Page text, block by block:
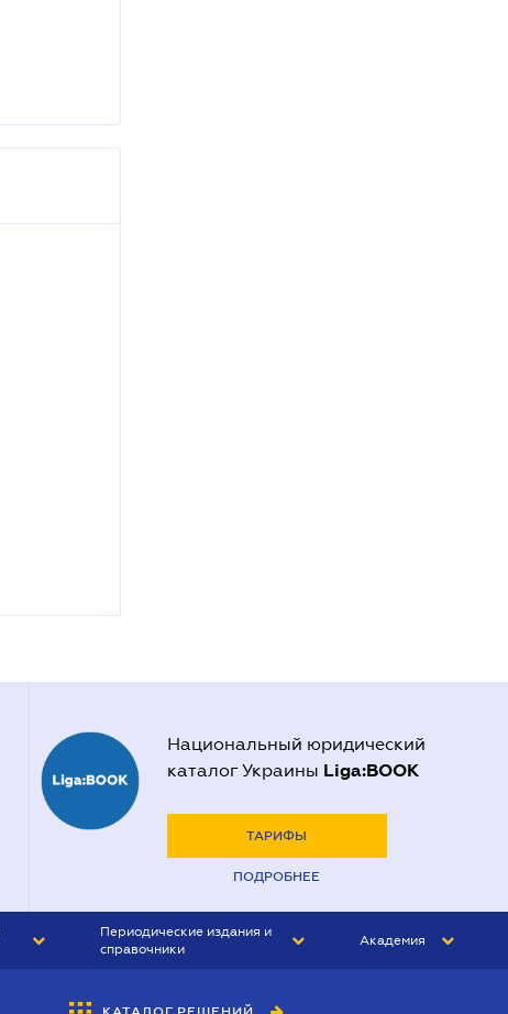
Национальный юридический
каталог Украины Liga:BOOK
ТАРИФЫ
ПОДРОБНЕЕ
Периодические издания и
справочники
Академия